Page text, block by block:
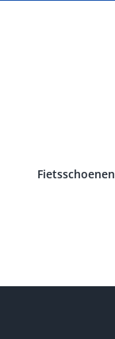
Fietsschoenen